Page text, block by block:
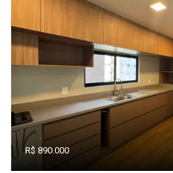
R$ 890.000